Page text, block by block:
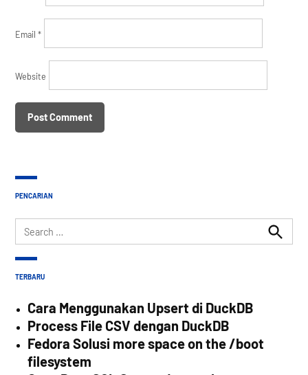
Email*
Website
PENCARIAN
Search
for:
Search
TERBARU
Cara Menggunakan Upsert di DuckDB
Process File CSV dengan DuckDB
Fedora Solusi more space on the /boot
filesystem